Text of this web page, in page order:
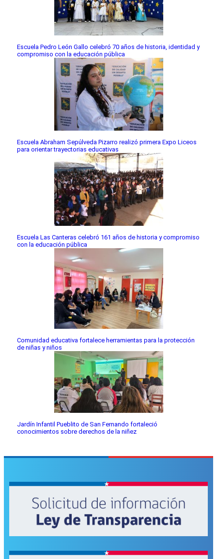
Escuela Pedro León Gallo celebró 70 años de historia, identidad y
compromiso con la educación pública
Escuela Abraham Sepúlveda Pizarro realizó primera Expo Liceos
para orientar trayectorias educativas
Escuela Las Canteras celebró 161 años de historia y compromiso
con la educación pública
Comunidad educativa fortalece herramientas para la protección
de niñas y niños
Jardín Infantil Pueblito de San Fernando fortaleció
conocimientos sobre derechos de la niñez